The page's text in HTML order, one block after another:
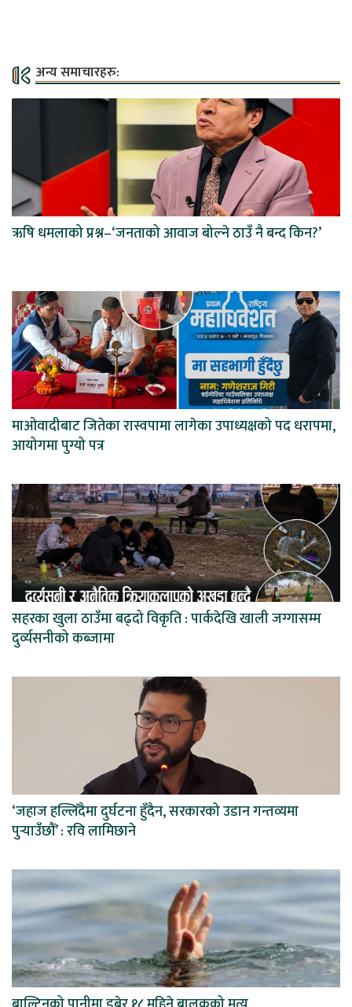
अन्य समाचारहरु:
ऋषि धमलाको प्रश्न–‘जनताको आवाज बोल्ने ठाउँ नै बन्द किन?’
माओवादीबाट जितेका रास्वपामा लागेका उपाध्यक्षको पद धरापमा,
आयोगमा पुग्यो पत्र
सहरका खुला ठाउँमा बढ्दो विकृति : पार्कदेखि खाली जग्गासम्म
दुर्व्यसनीको कब्जामा
‘जहाज हल्लिँदैमा दुर्घटना हुँदैन, सरकारको उडान गन्तव्यमा
पुर्‍याउँछौं’ : रवि लामिछाने